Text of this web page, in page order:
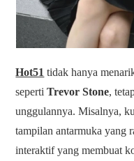
Hot51 tidak hanya
sepertiTrevor Stone,
unggulannya. Misalnya,
tampilan antarmuka yang
interaktif yang membuat